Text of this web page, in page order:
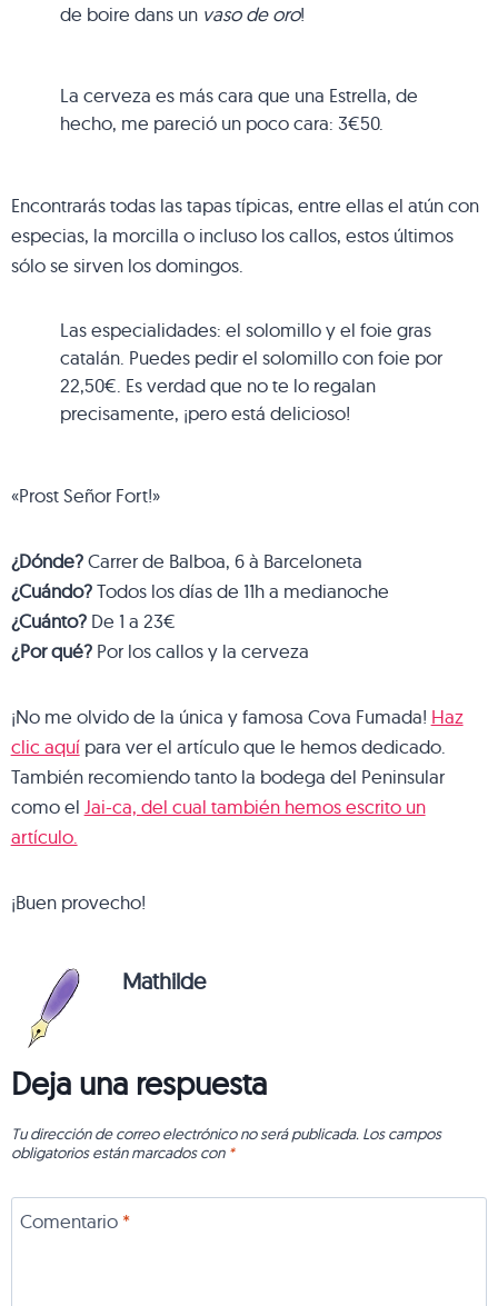
de boire dans un vaso de oro!
La cerveza es más cara que una Estrella, de
hecho, me pareció un poco cara: 3€50.
Encontrarás todas las tapas típicas, entre ellas el atún con
especias, la morcilla o incluso los callos, estos últimos
sólo se sirven los domingos.
Las especialidades: el solomillo y el foie gras
catalán. Puedes pedir el solomillo con foie por
22,50€. Es verdad que no te lo regalan
precisamente, ¡pero está delicioso!
«Prost Señor Fort!»
¿Dónde?Carrer de Balboa, 6 à Barceloneta
¿Cuándo?Todos los días de 11h a medianoche
¿Cuánto?De 1 a 23€
¿Por qué?Por los callos y la cerveza
¡No me olvido de la única y famosa Cova Fumada! Haz
clic aquípara ver el artículo que le hemos dedicado.
También recomiendo tanto la bodega del Peninsular
como el Jai-ca, del cual también hemos escrito un
artículo.
¡Buen provecho!
Mathilde
Deja una respuesta
Tu dirección de correo electrónico no será publicada. Los campos
obligatorios están marcados con *
Comentario *